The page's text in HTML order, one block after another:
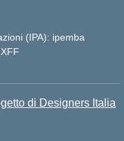
(IPA): ipemba
di Designers Italia